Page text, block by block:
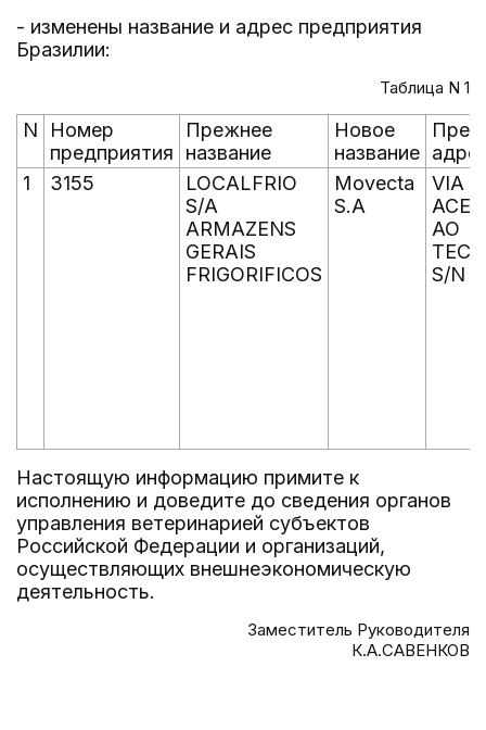
- изменены название и адрес предприятия
Бразилии:
Таблица N 1
N
Номер
предприятия
Прежнее
название
Новое
название
1
3155
LOCALFRIO
S/A
ARMAZENS
GERAIS
FRIGORIFICOS
Movecta
S.A
VIA
AO
S/N
Настоящую информацию примите к
исполнению и доведите до сведения органов
управления ветеринарией субъектов
Российской Федерации и организаций,
осуществляющих внешнеэкономическую
деятельность.
Заместитель Руководителя
К.А.САВЕНКОВ